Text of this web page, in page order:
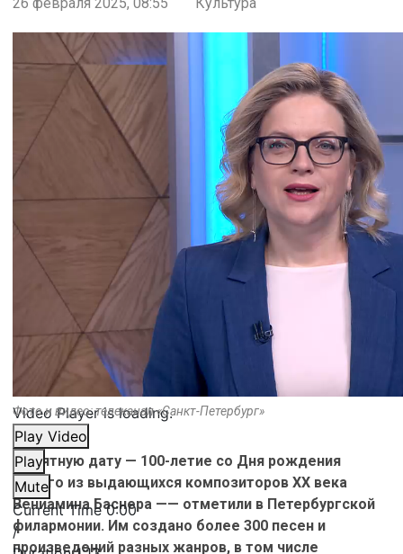
Video Player is loading.
Play Video
Play
Mute
Current Time0:00
/
Фото и видео: телеканал «Санкт-Петербург»
Памятную дату — 100-летие со Дня рождения
одного из выдающихся композиторов XX века
Вениамина Баснера —— отметили в Петербургской
филармонии. Им создано более 300 песен и
произведений разных жанров, в том числе